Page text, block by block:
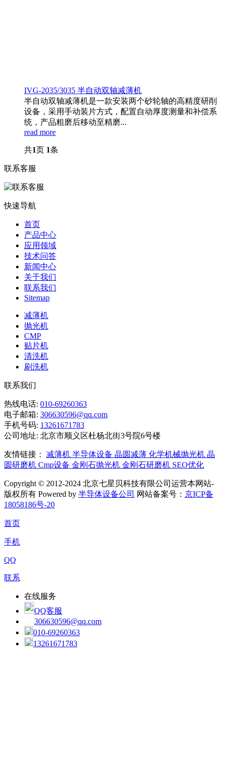
IVG-2035/3035 半自动双轴减薄机
半自动双轴减薄机是一款安装两个砂轮轴的高精度研削
设备，采用手动装片方式，配置自动厚度测量和补偿系
统，产品粗磨后移动至精磨...
read more
共1页 1条
联系客服
快速导航
首页
产品中心
应用领域
技术问答
新闻中心
关于我们
联系我们
Sitemap
减薄机
抛光机
CMP
贴片机
清洗机
刷洗机
联系我们
热线电话: 010-69260363
电子邮箱: 306630596@qq.com
手机号码: 13261671783
公司地址: 北京市顺义区杜杨北街3号院6号楼
友情链接： 减薄机 半导体设备 晶圆减薄 化学机械抛光机 晶
圆研磨机 Cmp设备 金刚石抛光机 金刚石研磨机 SEO优化
Copyright © 2012-2024 北京七星贝科技有限公司运营本网站-
版权所有 Powered by 半导体设备公司 网站备案号： 京ICP备
18058186号-20
首页
手机
QQ
联系
在线服务
QQ客服
306630596@qq.com
010-69260363
13261671783